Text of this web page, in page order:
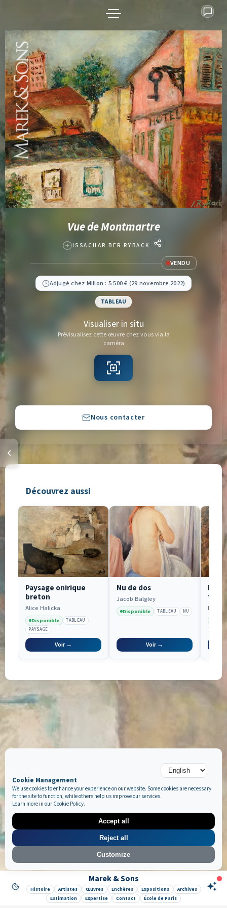
Vue de Montmartre
ISSACHAR BER RYBACK
VENDU
Adjugé chez Millon : 5 500 € (29 novembre 2022)
TABLEAU
Visualiser in situ
Prévisualisez cette œuvre chez vous via la
caméra
Nous contacter
Découvrez aussi
Paysage onirique
breton
Alice Halicka
Disponible
TABLEAU
PAYSAGE
Voir →
Nu de dos
Jacob Balgley
Disponible TABLEAU NU
Voir →
fille
David
Marek & Sons
Histoire Artistes Œuvres Enchères Expositions
Archives
Estimation
Expertise Contact École de Paris
Like it ? Share it !
Cookie Management
We use cookies to enhance your experience on our website. Some cookies are necessary
for the site to function, while others help us improve our services.
Learn more in our Cookie Policy.
Accept all
Reject all
Customize